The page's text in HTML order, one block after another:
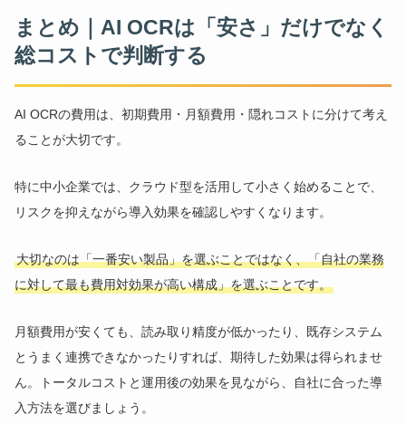
まとめ｜AI OCRは「安さ」だけでなく
総コストで判断する
AI OCRの費用は、初期費用・月額費用・隠れコストに分けて考え
ることが大切です。
特に中小企業では、クラウド型を活用して小さく始めることで、
リスクを抑えながら導入効果を確認しやすくなります。
大切なのは「一番安い製品」を選ぶことではなく、「自社の業務
に対して最も費用対効果が高い構成」を選ぶことです。
月額費用が安くても、読み取り精度が低かったり、既存システム
とうまく連携できなかったりすれば、期待した効果は得られませ
ん。トータルコストと運用後の効果を見ながら、自社に合った導
入方法を選びましょう。